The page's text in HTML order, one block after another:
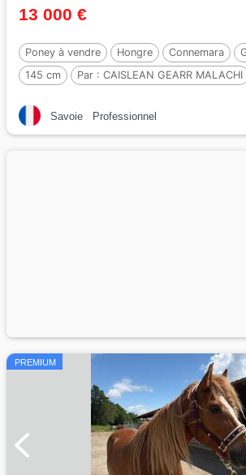
13 000 €
Poney à vendre Hongre Connemara
145 cm
Par : CAISLEAN GEARR MALACHI
Savoie Professionnel
PREMIUM